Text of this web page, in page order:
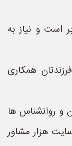
است و نیاز به
همکاری
و روانشناس ها
هزار مشاور